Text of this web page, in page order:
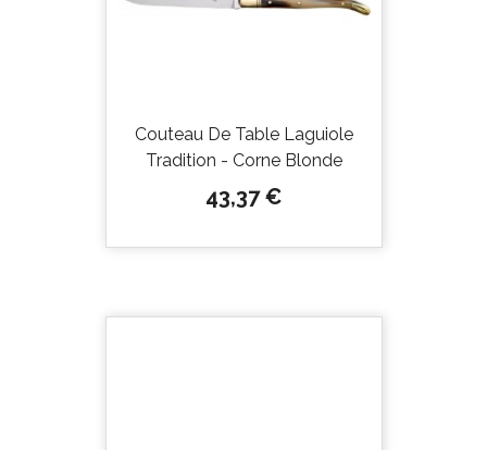
Couteau De Table Laguiole
Tradition - Corne Blonde
Prix
43,37 €